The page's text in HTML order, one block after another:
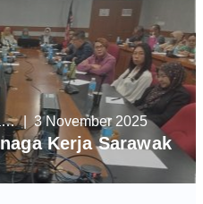
Kerja Sarawak
Jabatan Tenaga Kerja Sarawak| 3 November 2025